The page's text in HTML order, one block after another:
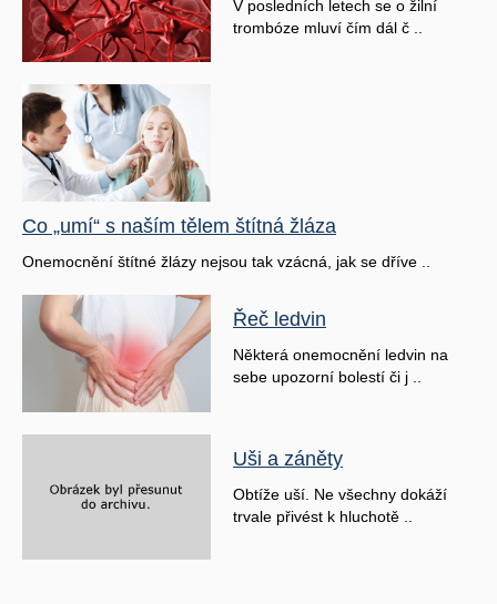
V posledních letech se o žilní
trombóze mluví čím dál č ..
Co „umí“ s naším tělem štítná žláza
Onemocnění štítné žlázy nejsou tak vzácná, jak se dříve ..
Řeč ledvin
Některá onemocnění ledvin na
sebe upozorní bolestí či j ..
Uši a záněty
Obtíže uší. Ne všechny dokáží
trvale přivést k hluchotě ..